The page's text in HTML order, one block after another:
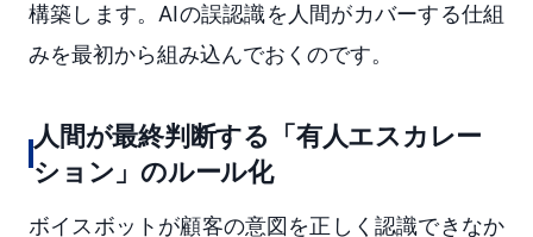
構築します。AIの誤認識を人間がカバーする仕組
みを最初から組み込んでおくのです。
人間が最終判断する「有人エスカレー
ション」のルール化
ボイスボットが顧客の意図を正しく認識できなか